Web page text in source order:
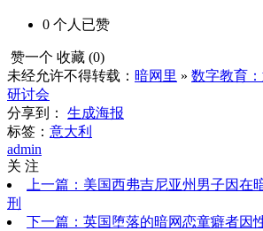
0 个人 已赞
赞一个 收藏 (0)
未经允许不得转载： 暗网里 » 数字教育
研讨会
分享到：
生成海报
标签： 意大利
admin
关 注
上一篇：美国西弗吉尼亚州男子因在
刑
下一篇：英国堕落的暗网恋童癖者因